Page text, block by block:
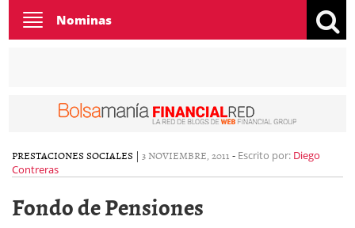
Toggle
navigation
Nominas
PRESTACIONES SOCIALES | 3 NOVIEMBRE, 2011 - Escrito por: Diego
Contreras
Fondo de Pensiones